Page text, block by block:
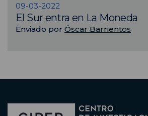
09-03-2022
El Sur entra en La Moneda
Enviado por Óscar Barrientos